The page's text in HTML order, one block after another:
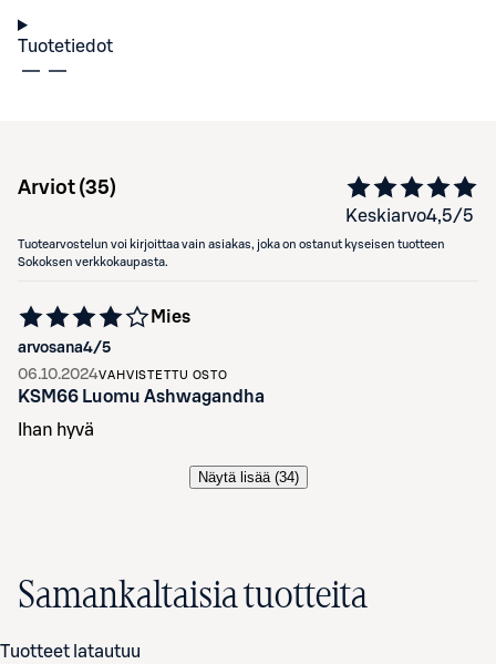
Tuotetiedot
Arviot (35)
Keskiarvo4,5/5
Tuotearvostelun voi kirjoittaa vain asiakas, joka on ostanut kyseisen tuotteen
Sokoksen verkkokaupasta.
arvosana4/5
Mies
06.10.2024VAHVISTETTU OSTO
KSM66 Luomu Ashwagandha
Ihan hyvä
Näytä lisää (34)
Samankaltaisia tuotteita
Tuotteet latautuu